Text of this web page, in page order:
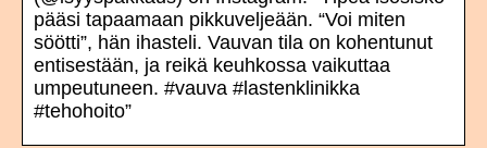
pääsi tapaamaan pikkuveljeään. “Voi miten
söötti”, hän ihasteli. Vauvan tila on kohentunut
entisestään, ja reikä keuhkossa vaikuttaa
umpeutuneen. #vauva #lastenklinikka
#tehohoito”